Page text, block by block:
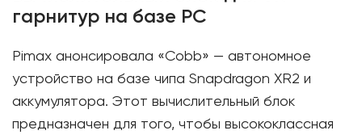
гарнитур на базе PC
Pimax анонсировала «Cobb» — автономное
устройство на базе чипа Snapdragon XR2 и
аккумулятора. Этот вычислительный блок
предназначен для того, чтобы высококлассная